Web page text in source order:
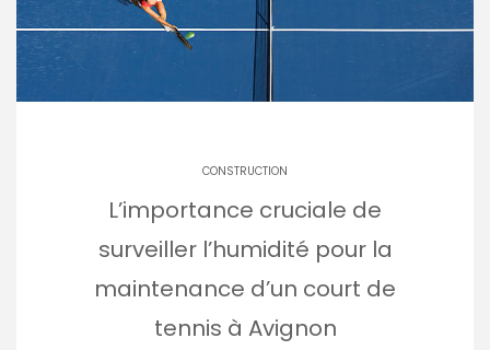
CONSTRUCTION
L’importance cruciale de
surveiller l’humidité pour la
maintenance d’un court de
tennis à Avignon